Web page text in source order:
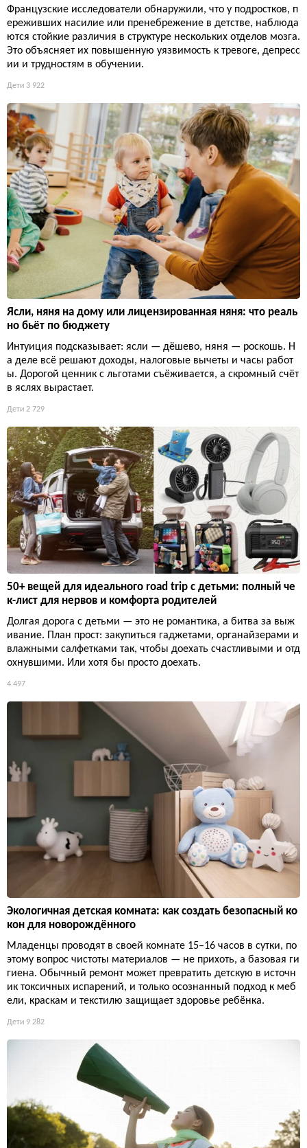
Французские исследователи обнаружили, что у подростков, п
ереживших насилие или пренебрежение в детстве, наблюда
ются стойкие различия в структуре нескольких отделов мозга.
Это объясняет их повышенную уязвимость к тревоге, депресс
ии и трудностям в обучении.
Дети 3 922
Ясли, няня на дому или лицензированная няня: что реаль
но бьёт по бюджету
Интуиция подсказывает: ясли — дёшево, няня — роскошь. Н
а деле всё решают доходы, налоговые вычеты и часы работ
ы. Дорогой ценник с льготами съёживается, а скромный счёт
в яслях вырастает.
Дети 2 729
50+ вещей для идеального road trip с детьми: полный че
к-лист для нервов и комфорта родителей
Долгая дорога с детьми — это не романтика, а битва за выж
ивание. План прост: закупиться гаджетами, органайзерами и
влажными салфетками так, чтобы доехать счастливыми и отд
охнувшими. Или хотя бы просто доехать.
4 497
Экологичная детская комната: как создать безопасный ко
кон для новорождённого
Младенцы проводят в своей комнате 15–16 часов в сутки, по
этому вопрос чистоты материалов — не прихоть, а базовая ги
гиена. Обычный ремонт может превратить детскую в источн
ик токсичных испарений, и только осознанный подход к меб
ели, краскам и текстилю защищает здоровье ребёнка.
Дети 9 282